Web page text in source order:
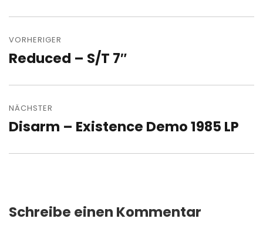
VORHERIGER
Vorheriger
Reduced – S/T 7″
NÄCHSTER
Nächster
Disarm – Existence Demo 1985 LP
Schreibe einen Kommentar